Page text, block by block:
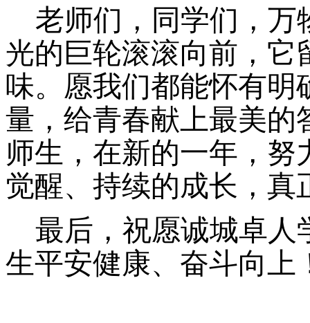
老师们，同学们，万
光的巨轮滚滚向前，它
味。愿我们都能怀有明
量，给青春献上最美的
师生，在新的一年，
觉醒、持续的成长，真
最后，祝愿诚城卓人
生平安健康、奋斗向上